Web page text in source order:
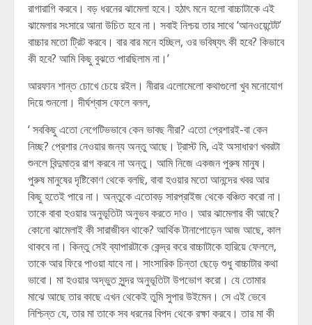
রাগারাগি করবে। বড় ধরনের ঝামেলা হবে। হঠাৎ মনে হলো বাচ্চাটাকে এই
ঝামেলার সংসারে আনা উচিত হবে না। সবাই নিশ্চয় তার সাথে ‘আনওয়েন্টেট’
বাচ্চার মতো ট্রিট করবে। বার বার মনে হচ্ছিল, ওর ভবিষ্যৎ কী হবে? কিভাবে
কী হবে? আমি কিছু বুঝতে পারছিলাম না।’
আরফান শান্ত চোখে চেয়ে রইল। নীরার এলোমেলো কথাগুলো খুব মনোযোগ
দিয়ে শুনলো। দীর্ঘশ্বাস ফেলে বলল,
‘ সবকিছু এতো নেগেটিভভাবে কেন ভাবছ নীরা? এতো প্রেশারই-বা কেন
নিচ্ছ? প্রেশার নেওয়ার জন্য অন্তু আছে। ট্রাস্ট মি, এই অসাধারণ খবরটা
শুনলে বিন্দুমাত্র রাগ করবে না অন্তু। আমি নিজে একজন পুরুষ মানুষ।
পুরুষ মানুষের দৃষ্টিকোণ থেকে বলছি, বাবা হওয়ার মতো আনন্দের খবর আর
কিছু হতেই পারে না। অন্তুকে এতোবড় সারপ্রাইজ থেকে বঞ্চিত করো না।
তাকে বাবা হওয়ার অনুভূতিটা অনুভব করতে দাও। আর ঝামেলার কী আছে?
কোনো ঝামেলাই কী সারাজীবন থাকে? আর্থিক টানাপোড়েন আজ আছে, কাল
থাকবে না। কিন্তু সেই ব্যাপারটাকে কেন্দ্র করে বাচ্চাটাকে হারিয়ে ফেললে,
তাকে আর ফিরে পাওয়া যাবে না। সাংসারিক চিন্তা ছেড়ে শুধু বাচ্চাটার কথা
ভাবো। মা হওয়ার অদ্ভুত সুন্দর অনুভূতিটা উপভোগ করো। যে তোমার
মাঝে আছে তার কাছে এখন থেকেই তুমি সুপার উইমেন। সে এই ভেবে
নিশ্চিন্ত যে, তার মা তাকে সব ধরনের বিপদ থেকে রক্ষা করবে। তার মা কী